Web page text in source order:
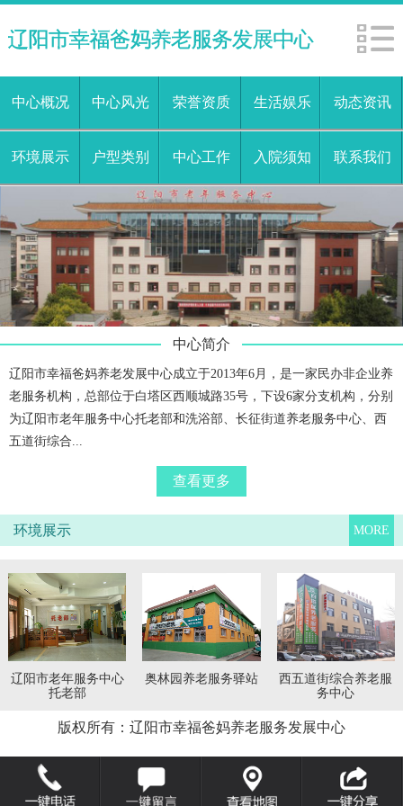
中心概况 中心风光 荣誉资质 生活娱乐 动态资讯
环境展示 户型类别 中心工作 入院须知 联系我们
中心简介
辽阳市幸福爸妈养老发展中心成立于2013年6月，是一家民办非企业养
老服务机构，总部位于白塔区西顺城路35号，下设6家分支机构，分别
为辽阳市老年服务中心托老部和洗浴部、长征街道养老服务中心、西
五道街综合...
查看更多
环境展示 MORE
辽阳市老年服务中心
托老部
奥林园养老服务驿站
西五道街综合养老服
务中心
版权所有：辽阳市幸福爸妈养老服务发展中心